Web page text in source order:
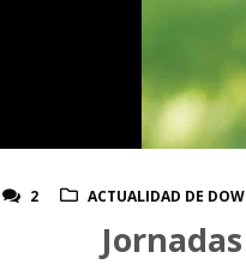
2 ACTUALIDAD DE